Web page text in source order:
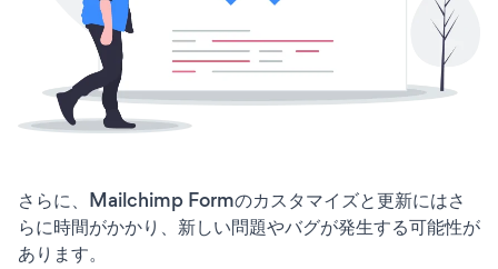
さらに、Mailchimp Formのカスタマイズと更新にはさ
らに時間がかかり、新しい問題やバグが発生する可能性が
あります。